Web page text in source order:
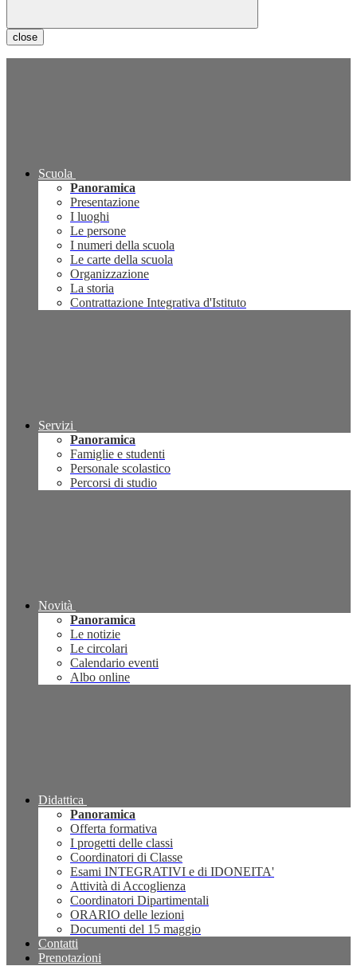
close
Scuola
Panoramica
Presentazione
I luoghi
Le persone
I numeri della scuola
Le carte della scuola
Organizzazione
La storia
Contrattazione Integrativa d'Istituto
Servizi
Panoramica
Famiglie e studenti
Personale scolastico
Percorsi di studio
Novità
Panoramica
Le notizie
Le circolari
Calendario eventi
Albo online
Didattica
Panoramica
Offerta formativa
I progetti delle classi
Coordinatori di Classe
Esami INTEGRATIVI e di IDONEITA'
Attività di Accoglienza
Coordinatori Dipartimentali
ORARIO delle lezioni
Documenti del 15 maggio
Contatti
Prenotazioni